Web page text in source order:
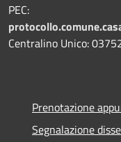
PEC:
Centralino Unico:
Prenotazione
Segnalazione